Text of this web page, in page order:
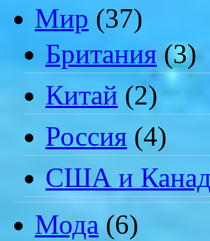
Мир (37)
Британия (3)
Китай (2)
Россия (4)
США и
Мода (6)